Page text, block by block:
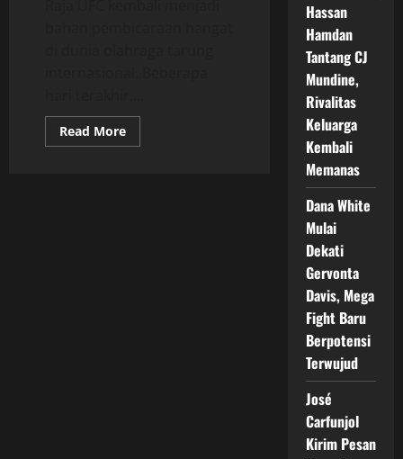
Read MoreRead
more
Hassan
Hamdan
Tantang CJ
Mundine,
Rivalitas
Keluarga
Kembali
Memanas
Dana White
Mulai
Dekati
Gervonta
Davis, Mega
Fight Baru
Berpotensi
Terwujud
José
Carfunjol
Kirim Pesan